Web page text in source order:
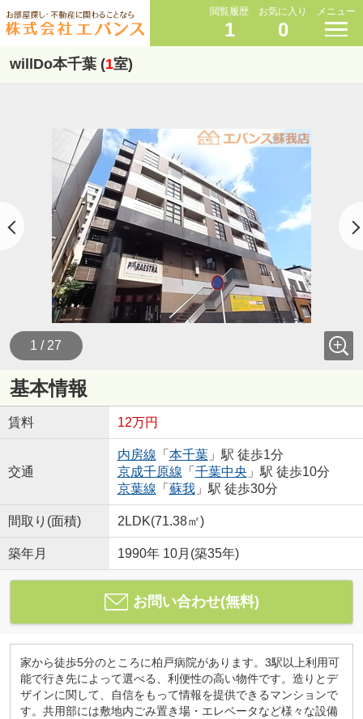
閲覧履歴
1
お気に入り
0
メニュー
willDo本千葉 (1室)
1 / 27
基本情報
賃料 12万円
交通
内房線 「 本千葉」駅 徒歩1分
京成千原線 「 千葉中央 」駅 徒歩10分
京葉線 「 蘇我」駅 徒歩30分
間取り(面積) 2LDK(71.38㎡)
築年月 1990年 10月(築35年)
お問い合わせ(無料)
家から徒歩5分のところに柏戸病院があります。3駅以上利用可
能で行き先によって選べる、利便性の高い物件です。造りとデ
ザインに関して、自信をもって情報を提供できるマンションで
す。共用部には敷地内ごみ置き場・エレベータなど様々な設備